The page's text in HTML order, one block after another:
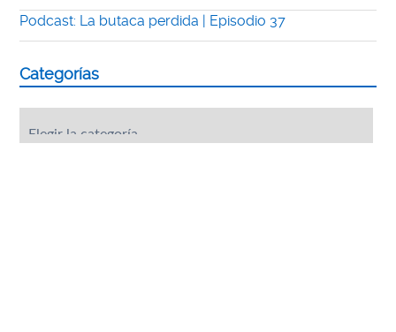
Podcast: La butaca perdida | Episodio 37
Categorías